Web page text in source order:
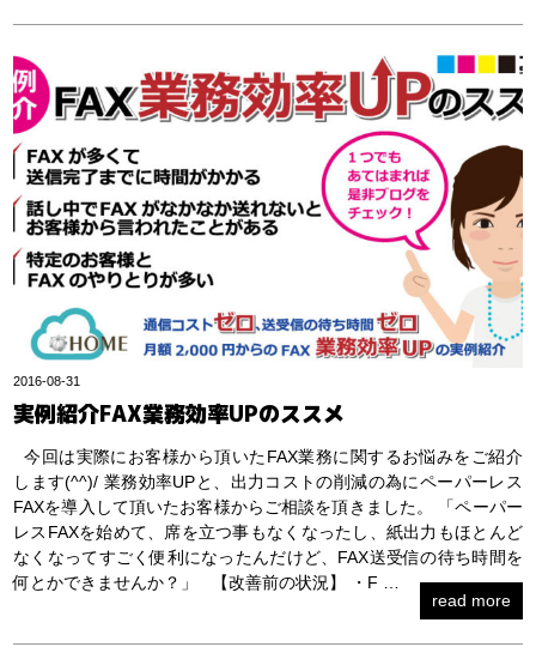
2016-08-31
実例紹介FAX業務効率UPのススメ
今回は実際にお客様から頂いたFAX業務に関するお悩みをご紹介
します(^^)/ 業務効率UPと、出力コストの削減の為にペーパーレス
FAXを導入して頂いたお客様からご相談を頂きました。 「ペーパー
レスFAXを始めて、席を立つ事もなくなったし、紙出力もほとんど
なくなってすごく便利になったんだけど、FAX送受信の待ち時間を
何とかできませんか？」 【改善前の状況】 ・F …
read more